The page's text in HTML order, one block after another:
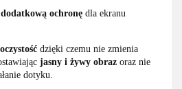
dodatkową ochronę dla ekranu
dzięki czemu nie zmienia
jasny i żywy obraz oraz nie
dotyku.